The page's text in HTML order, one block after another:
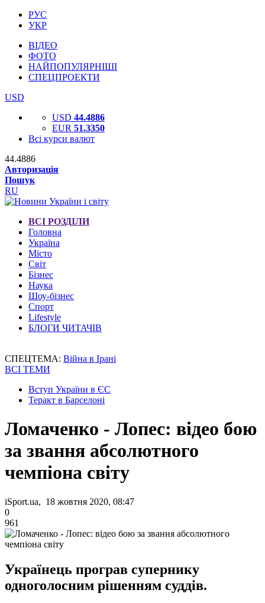
РУС
УКР
ВІДЕО
ФОТО
НАЙПОПУЛЯРНІШІ
СПЕЦПРОЕКТИ
USD
USD 44.4886
EUR 51.3350
Всі курси валют
44.4886
Авторизація
Пошук
RU
ВСІ РОЗДІЛИ
Головна
Україна
Місто
Світ
Бізнес
Наука
Шоу-бізнес
Спорт
Lifestyle
БЛОГИ ЧИТАЧІВ
СПЕЦТЕМА: Війна в Ірані
ВСІ ТЕМИ
Вступ України в ЄС
Теракт в Барселоні
Ломаченко - Лопес: відео бою
за звання абсолютного
чемпіона світу
iSport.ua, 18 жовтня 2020, 08:47
0
961
Українець програв супернику
одноголосним рішенням суддів.